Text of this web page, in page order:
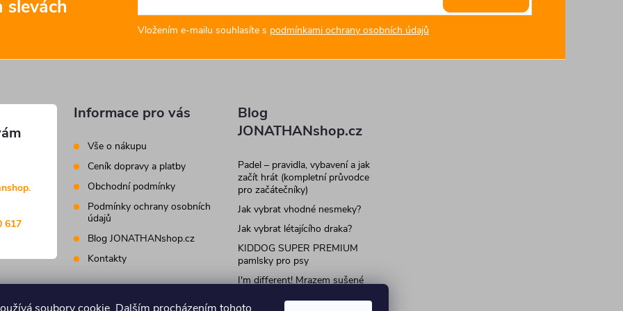
slevách
Vložením e-mailu souhlasíte s podmínkami ochrany osobních údajů
617
Informace pro vás
Vše o nákupu
Ceník dopravy a platby
Obchodní podmínky
Podmínky ochrany osobních
údajů
Blog JONATHANshop.cz
Kontakty
Blog
JONATHANshop.cz
Padel – pravidla, vybavení a jak
začít hrát (kompletní průvodce
pro začátečníky)
Jak vybrat vhodné nesmeky?
Jak vybrat létajícího draka?
KIDDOG SUPER PREMIUM
pamlsky pro psy
I'm different! Mrazem sušené
kočky